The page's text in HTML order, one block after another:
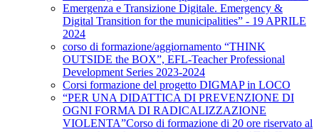
Emergenza e Transizione Digitale. Emergency &
Digital Transition for the municipalities” - 19 APRILE
2024
corso di formazione/aggiornamento “THINK
OUTSIDE the BOX”, EFL-Teacher Professional
Development Series 2023-2024
Corsi formazione del progetto DIGMAP in LOCO
“PER UNA DIDATTICA DI PREVENZIONE DI
OGNI FORMA DI RADICALIZZAZIONE
VIOLENTA”Corso di formazione di 20 ore riservato al